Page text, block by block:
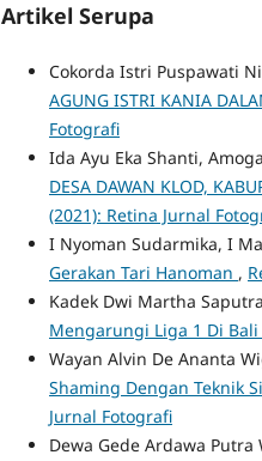
Artikel Serupa
Cokorda Istri Puspawati
AGUNG ISTRI KANIA
Fotografi
Ida Ayu Eka Shanti,
DESA DAWAN KLOD,
(2021): Retina Jurnal
I Nyoman Sudarmika, I
Gerakan Tari Hanoman ,
Kadek Dwi Martha
Mengarungi Liga 1 Di
Wayan Alvin De Ananta
Shaming Dengan Teknik
Jurnal Fotografi
Dewa Gede Ardawa